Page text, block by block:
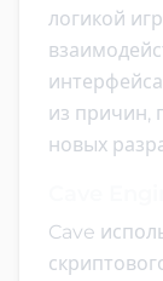
логикой
из причин,
новых
Cave